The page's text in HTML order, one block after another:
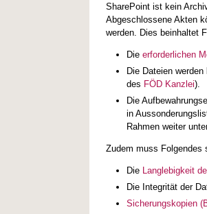
SharePoint ist kein
Abgeschlossene Akten
werden. Dies beinhaltet
Die erforderlichen
Die Dateien
des FÖD Kanzlei).
Die
in
Rahmen weiter
Zudem muss Folgendes
Die Langlebigkeit
Die Integrität der
Sicherungskopien